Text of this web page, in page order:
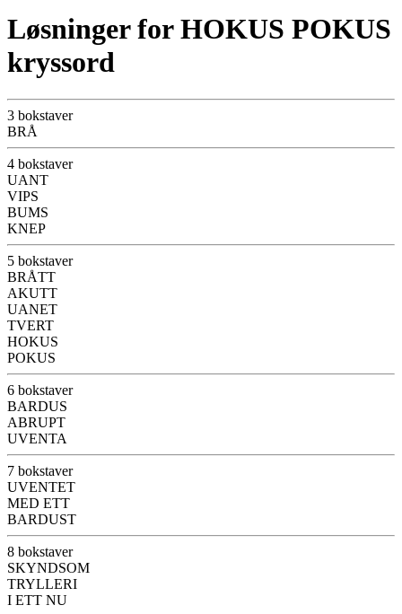
Løsninger for HOKUS POKUS
kryssord
3 bokstaver
BRÅ
4 bokstaver
UANT
VIPS
BUMS
KNEP
5 bokstaver
BRÅTT
AKUTT
UANET
TVERT
HOKUS
POKUS
6 bokstaver
BARDUS
ABRUPT
UVENTA
7 bokstaver
UVENTET
MED ETT
BARDUST
8 bokstaver
SKYNDSOM
TRYLLERI
I ETT NU